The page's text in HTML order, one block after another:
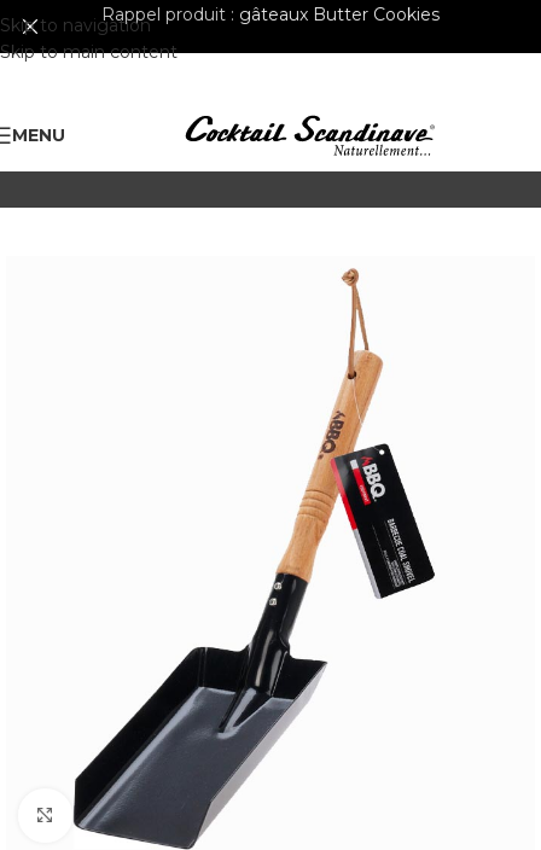
Skip to navigation
Skip to main content
Rappel produit : gâteaux Butter Cookies
MENU
Cliquer pour agrandir